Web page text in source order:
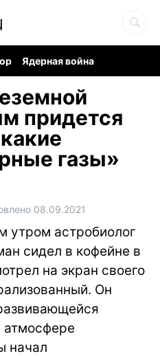
Ядерная война
придется
газы»
08.09.2021
астробиолог
сидел в кофейне в
на экран своего
Он
атмосфере
начал